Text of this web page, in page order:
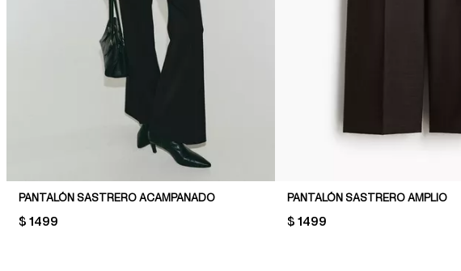
PANTALÓN SASTRERO ACAMPANADO
PRICE:
$ 1499
PANTALÓN SASTRERO AMPLIO
PRICE:
$ 1499